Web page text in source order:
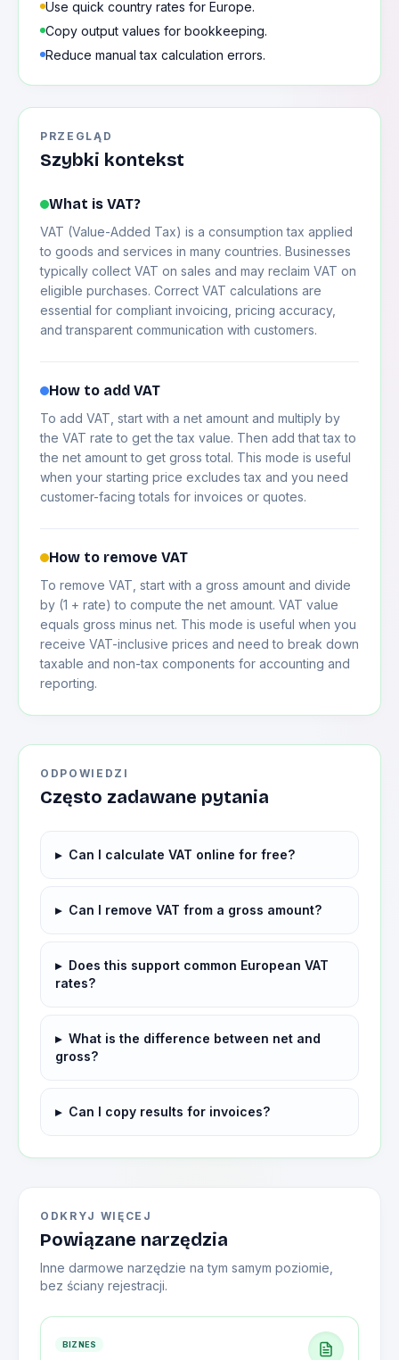
Use quick country rates for Europe.
Copy output values for bookkeeping.
Reduce manual tax calculation errors.
PRZEGLĄD
Szybki kontekst
What is VAT?
VAT (Value-Added Tax) is a consumption tax applied
to goods and services in many countries. Businesses
typically collect VAT on sales and may reclaim VAT on
eligible purchases. Correct VAT calculations are
essential for compliant invoicing, pricing accuracy,
and transparent communication with customers.
How to add VAT
To add VAT, start with a net amount and multiply by
the VAT rate to get the tax value. Then add that tax to
the net amount to get gross total. This mode is useful
when your starting price excludes tax and you need
customer-facing totals for invoices or quotes.
How to remove VAT
To remove VAT, start with a gross amount and divide
by (1 + rate) to compute the net amount. VAT value
equals gross minus net. This mode is useful when you
receive VAT-inclusive prices and need to break down
taxable and non-tax components for accounting and
reporting.
ODPOWIEDZI
Często zadawane pytania
▸ Can I calculate VAT online for free?
▸ Can I remove VAT from a gross amount?
▸ Does this support common European VAT
rates?
▸ What is the difference between net and
gross?
▸ Can I copy results for invoices?
ODKRYJ WIĘCEJ
Powiązane narzędzia
Inne darmowe narzędzie na tym samym poziomie,
bez ściany rejestracji.
BIZNES